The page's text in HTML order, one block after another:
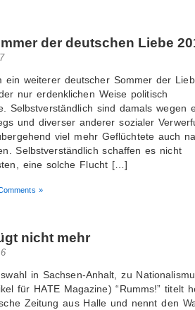
der deutschen Liebe
ein weiterer deutscher Sommer der
nur erdenklichen Weise politisch
Selbstverständlich sind damals wegen
und diverser anderer sozialer
viel mehr Geflüchtete auch
Selbstverständlich schaffen es nicht
eine solche Flucht […]
»
nicht mehr
in Sachsen-Anhalt, zu
für HATE Magazine) “Rumms!” titelt
Zeitung aus Halle und nennt den